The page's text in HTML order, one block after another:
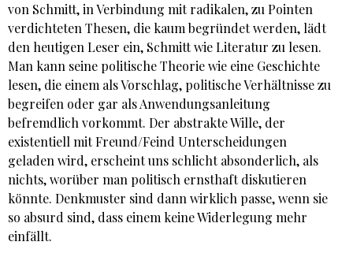
von Schmitt, in Verbindung mit radikalen, zu Pointen
verdichteten Thesen, die kaum begründet werden, lädt
den heutigen Leser ein, Schmitt wie Literatur zu lesen.
Man kann seine politische Theorie wie eine Geschichte
lesen, die einem als Vorschlag, politische Verhältnisse zu
begreifen oder gar als Anwendungsanleitung
befremdlich vorkommt. Der abstrakte Wille, der
existentiell mit Freund/Feind­ Unterscheidungen
geladen wird, erscheint uns schlicht absonderlich, als
nichts, worüber man politisch ernsthaft diskutieren
könnte. Denkmuster sind dann wirklich passe, wenn sie
so absurd sind, dass einem keine Widerlegung mehr
einfällt.